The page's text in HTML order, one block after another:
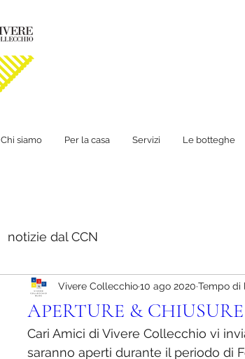
Chi siamo Per la casa Servizi Le botteghe
notizie dal CCN
APERTURE &
Vivere Collecchio10 ago 2020 Tempo di
Cari Amici di Vivere Collecchio vi
saranno aperti durante il periodo di